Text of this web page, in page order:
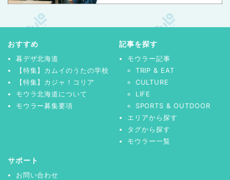
おすすめ
暮デザ北海道
【特集】カムイのうたの学校
【特集】カジャ！コリア
モウラ北海道について
モウラー募集要項
記事を探す
モウラー記事
TRIP & EAT
CULTURE
LIFE
SPORTS & OUTDOOR
エリアから探す
タグから探す
モウラー一覧
サポート
お問い合わせ